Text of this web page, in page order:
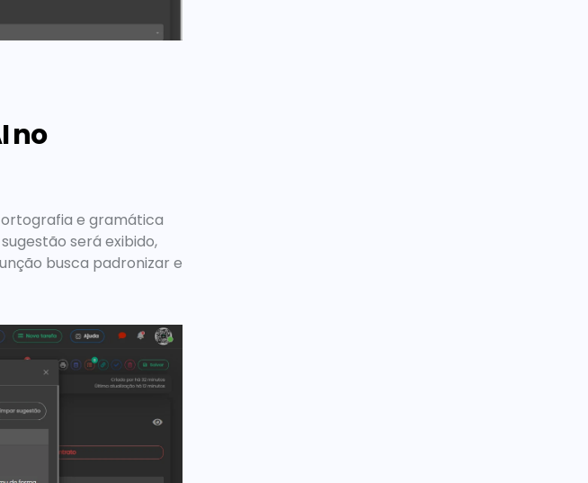
no
e gramática
será exibido,
busca padronizar e